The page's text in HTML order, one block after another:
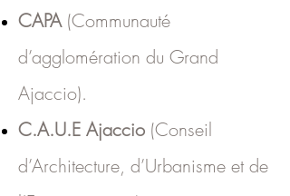
CAPA (Communauté
d’agglomération du Grand
Ajaccio).
C.A.U.E Ajaccio (Conseil
d’Architecture, d’Urbanisme et de